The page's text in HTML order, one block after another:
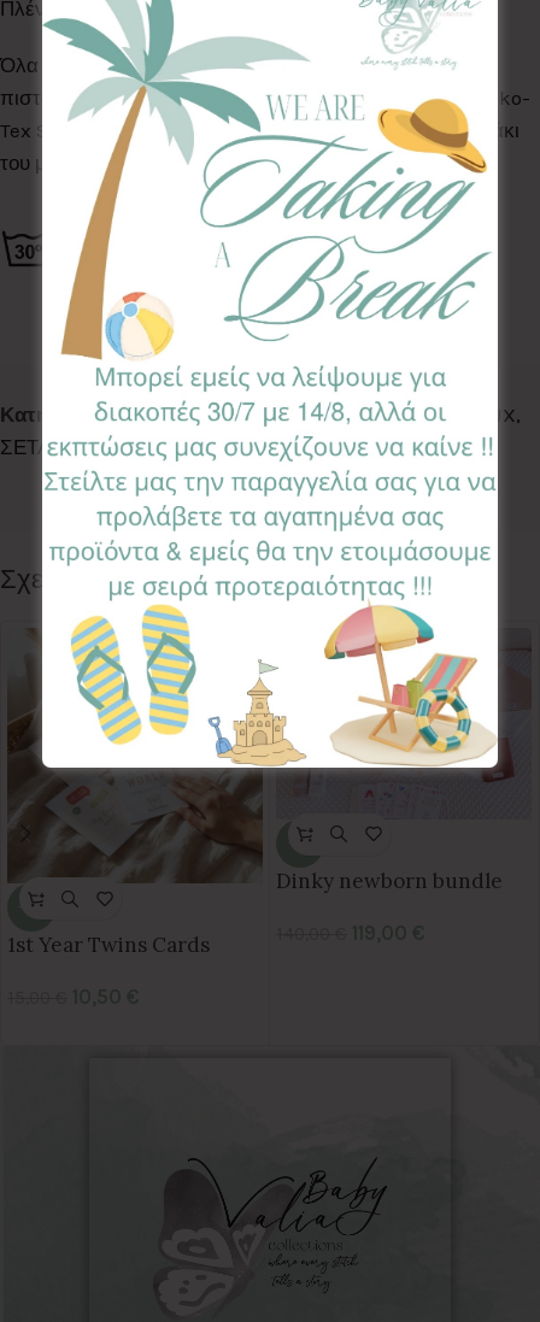
Πλένονται στο πλυντήριο ρούχων στους 30°C
Όλα τα Υφάσματα της συλλογής μας είναι ελεγμένα &
πιστοποιημένα για βλαβερές ουσίες σύμφωνα με το Oeko-
Tex Standard 100, κατάλληλα για το ευαίσθητο δερματάκι
του μωρού σας.
Κωδικός προϊόντος:DCSL-PT
Κατηγορίες: BABY SHOWER ΣΕΤ ΑΛΛΑΓΗΣ ΠΑΝΑΣ LUX,
ΣΕΤΑΚΙΑ ΑΛΛΑΓΗΣ ΠΑΝΑΣ
Ετικέτα: Party
Follow:
Σχετικά προϊόντα
-30%
1st Year Twins Cards
-15%
Dinky newborn bundle